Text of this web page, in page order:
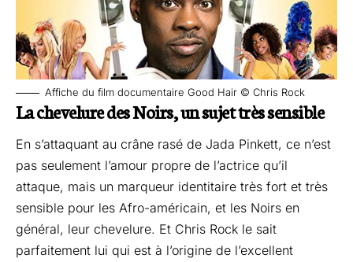
Affiche du film documentaire Good Hair © Chris Rock
La chevelure des Noirs, un sujet très sensible
En s’attaquant au crâne rasé de Jada Pinkett, ce n’est
pas seulement l’amour propre de l’actrice qu’il
attaque, mais un marqueur identitaire très fort et très
sensible pour les Afro-américain, et les Noirs en
général, leur chevelure. Et Chris Rock le sait
parfaitement lui qui est à l’origine de l’excellent